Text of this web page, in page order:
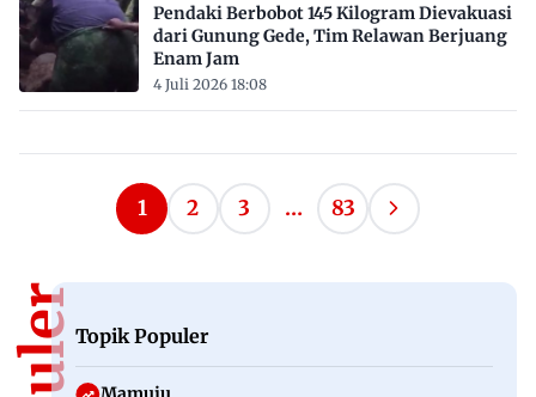
Pendaki Berbobot 145 Kilogram Dievakuasi
dari Gunung Gede, Tim Relawan Berjuang
Enam Jam
4 Juli 2026 18:08
Paginasi1 2 3 … 83
Halaman
Topik Populer